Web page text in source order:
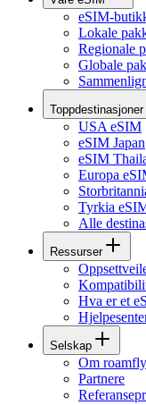
eSIM-
Lokale
Regionale
Globale
Toppdestinasjoner
USA eSIM
eSIM Japan
eSIM
Europa
Tyrkia
Alle
Ressurser
Hva er et
Selskap
Om roamfly
Partnere